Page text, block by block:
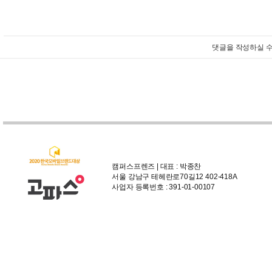
댓글을 작성하실
캠퍼스프렌즈 | 대표 : 박종찬
서울 강남구 테헤란로70길12 402-418A
사업자 등록번호 : 391-01-00107